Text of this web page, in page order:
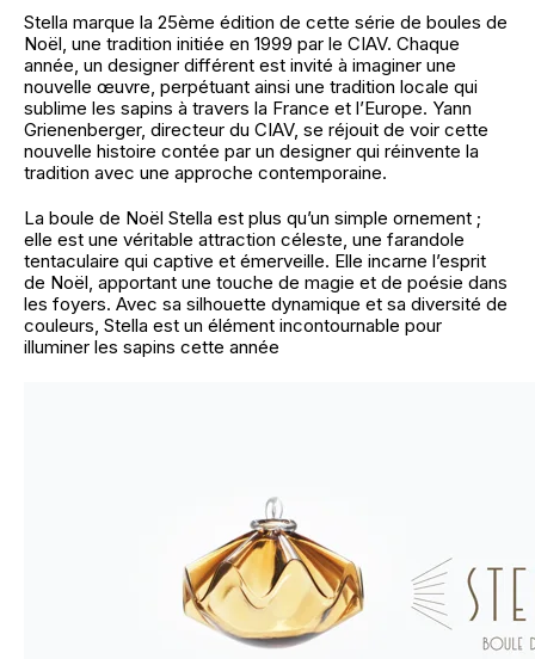
Stella marque la 25ème édition de cette série de boules de
Noël, une tradition initiée en 1999 par le CIAV. Chaque
année, un designer différent est invité à imaginer une
nouvelle œuvre, perpétuant ainsi une tradition locale qui
sublime les sapins à travers la France et l’Europe. Yann
Grienenberger, directeur du CIAV, se réjouit de voir cette
nouvelle histoire contée par un designer qui réinvente la
tradition avec une approche contemporaine.
La boule de Noël Stella est plus qu’un simple ornement ;
elle est une véritable attraction céleste, une farandole
tentaculaire qui captive et émerveille. Elle incarne l’esprit
de Noël, apportant une touche de magie et de poésie dans
les foyers. Avec sa silhouette dynamique et sa diversité de
couleurs, Stella est un élément incontournable pour
illuminer les sapins cette année